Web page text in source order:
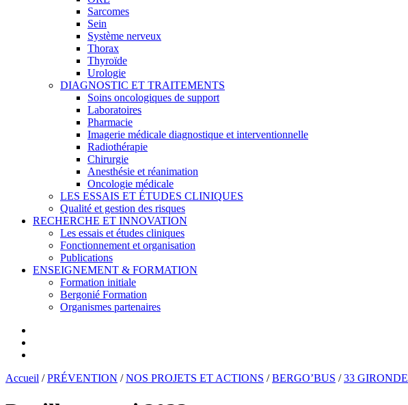
Sarcomes
Sein
Système nerveux
Thorax
Thyroïde
Urologie
DIAGNOSTIC ET TRAITEMENTS
Soins oncologiques de support
Laboratoires
Pharmacie
Imagerie médicale diagnostique et interventionnelle
Radiothérapie
Chirurgie
Anesthésie et réanimation
Oncologie médicale
LES ESSAIS ET ÉTUDES CLINIQUES
Qualité et gestion des risques
RECHERCHE ET INNOVATION
Les essais et études cliniques
Fonctionnement et organisation
Publications
ENSEIGNEMENT & FORMATION
Formation initiale
Bergonié Formation
Organismes partenaires
Accueil /PRÉVENTION /NOS PROJETS ET ACTIONS /BERGO’BUS /33 GIRONDE